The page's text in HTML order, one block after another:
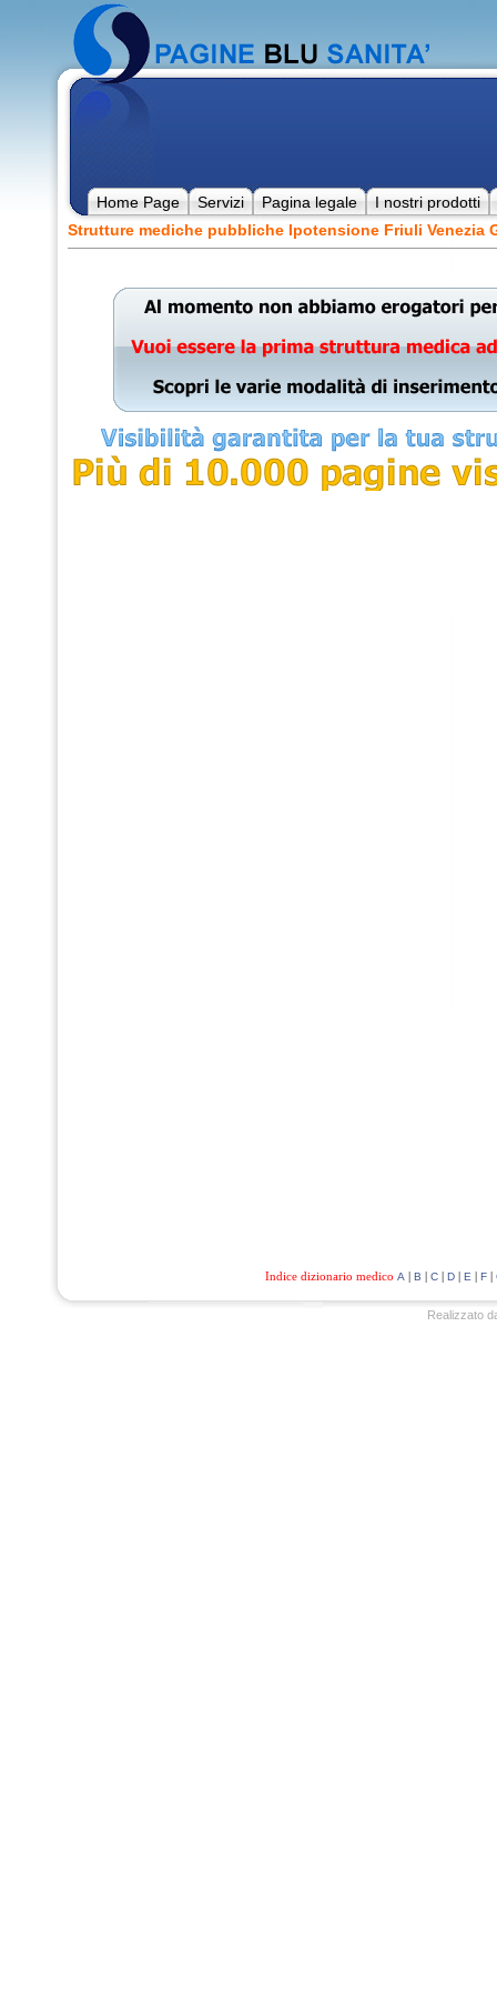
Home Page Servizi Pagina legale
I nostri prodotti
Strutture mediche pubbliche Ipotensione Friuli Venezia
Indice dizionario medico A | B | C| D| E | F|
Realizzato